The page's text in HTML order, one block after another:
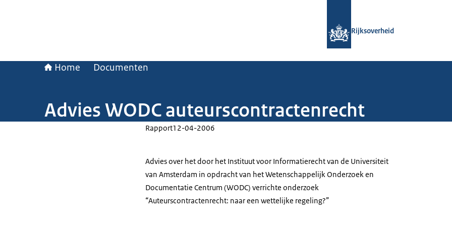
Rijksoverheid
Home Documenten
Advies WODC auteurscontractenrecht
Rapport12-04-2006
Advies over het door het Instituut voor Informatierecht van de Universiteit
van Amsterdam in opdracht van het Wetenschappelijk Onderzoek en
Documentatie Centrum (WODC) verrichte onderzoek
“Auteurscontractenrecht: naar een wettelijke regeling?”